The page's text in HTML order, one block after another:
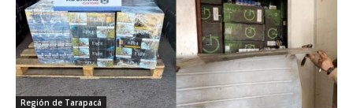
Región de Tarapacá